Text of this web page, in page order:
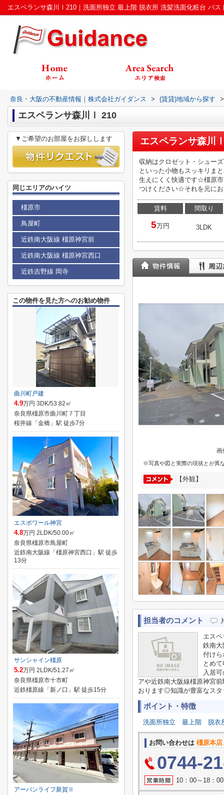
奈良・大阪の不動産情報｜株式会社ガイダンス > (賃貸)地域から探す >
エスペランサ森川Ⅰ 210
エスペランサ森川
収納はクロゼット・シュー
といった小物もスッキリま
生えにくく快適です☆橿原
つけください☆それを元に
賃料
5万円
間取り
3LDK
画
※写真や図と実際の現状とが異
【外観】
担当者のコメント
エス
鉄南
付け
とめ
入居
アや近鉄南大阪線橿原神宮
おります◎知識が豊富なスタ
ポイント・特徴
洗面所独立 最上階 脱衣
お問い合わせは 橿原本店
0744-
10：00～18：
▼ご希望のお部屋をお探しします
同じエリアのハイツ
橿原市
鳥屋町
近鉄南大阪線 橿原神宮前
近鉄南大阪線 橿原神宮西口
近鉄吉野線 岡寺
この物件を見た方へのお勧め物件
曲川町戸建
4.9万円 3DK/53.82㎡
奈良県橿原市曲川町７丁目
桜井線「金橋」駅 徒歩7分
エスポワール神宮
4.8万円 2LDK/50.00㎡
奈良県橿原市鳥屋町
近鉄南大阪線「橿原神宮西口」駅 徒歩
13分
サンシャイン橿原
5.2万円 2LDK/51.27㎡
奈良県橿原市十市町
近鉄橿原線「新ノ口」駅 徒歩15分
アーバンライフ新賀Ⅱ